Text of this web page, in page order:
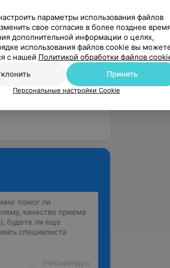
Источник Yclients
быстрой и
и вежливым
Рекомендую
параметры использования файлов
свое согласие в более позднее
дополнительной информации о целях,
использования файлов cookie вы
с нашей Политикой обработки файлов
Принять
Персональные настройки Cookie